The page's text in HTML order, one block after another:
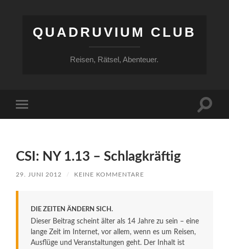
QUADRUVIUM CLUB
Reisen, Rätsel, Abenteuer.
Menü
CSI: NY 1.13 – Schlagkräftig
29. JUNI 2012 / KEINE KOMMENTARE
DIE ZEITEN ÄNDERN SICH.
Dieser Beitrag scheint älter als 14 Jahre zu sein – eine
lange Zeit im Internet, vor allem, wenn es um Reisen,
Ausflüge und Veranstaltungen geht. Der Inhalt ist